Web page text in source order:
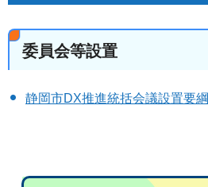
委員会等設置
静岡市DX推進統括会議設置要綱